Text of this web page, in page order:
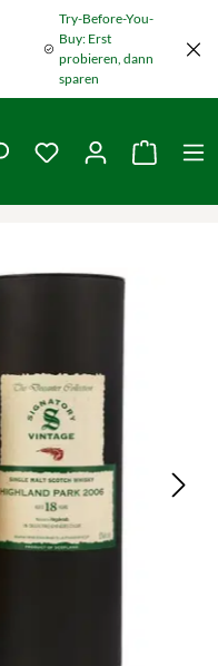
Try-Before-You-
Buy: Erst
probieren, dann
sparen
Du hast 0